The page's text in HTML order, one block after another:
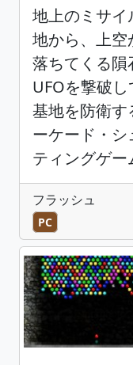
地上のミサイ
地から、上空
落ちてくる隕
UFOを撃破し
基地を防衛す
ーケード・シ
ティングゲー
フラッシュ
PC